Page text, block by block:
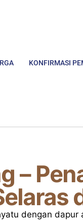
KONFIRMASI
–
dengan dapur